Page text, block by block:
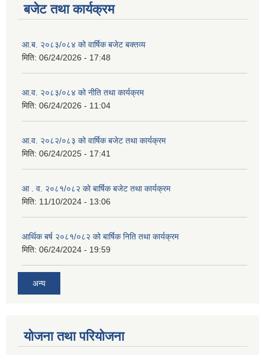
बजेट तथा कार्यक्रम
आ.ब. २०८३/०८४ को वार्षिक बजेट बक्तव्य
मिति: 06/24/2026 - 17:48
आ.व. २०८३/०८४ को नीति तथा कार्यक्रम
मिति: 06/24/2026 - 11:04
आ.व. २०८२/०८३ को वार्षिक बजेट तथा कार्यक्रम
मिति: 06/24/2025 - 17:41
आ . व. २०८१/०८२ को बार्षिक बजेट तथा कार्यक्रम
मिति: 11/10/2024 - 13:06
आर्थिक बर्ष २०८१/०८२ को बार्षिक निति तथा कार्यक्रम
मिति: 06/24/2024 - 19:59
अन्य
योजना तथा परियोजना